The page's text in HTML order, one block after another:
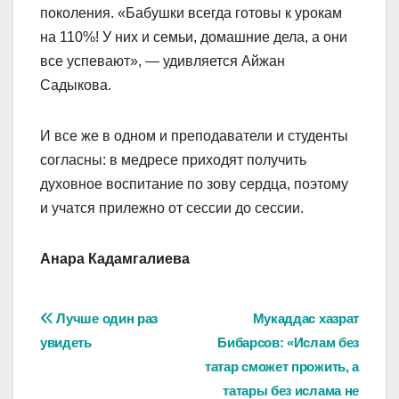
поколения. «Бабушки всегда готовы к урокам
на 110%! У них и семьи, домашние дела, а они
все успевают», — удивляется Айжан
Садыкова.
И все же в одном и преподаватели и студенты
согласны: в медресе приходят получить
духовное воспитание по зову сердца, поэтому
и учатся прилежно от сессии до сессии.
Анара Кадамгалиева
Навигация
по
Мукаддас хазрат
Бибарсов: «Ислам без
татар сможет прожить, а
татары без ислама не
Лучше один раз
увидеть